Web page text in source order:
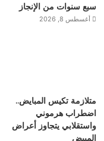
سبع سنوات من الإنجاز
أغسطس 8, 2026
متلازمة تكيس المبايض..
اضطراب هرموني
واستقلابي يتجاوز أعراض
المبيض